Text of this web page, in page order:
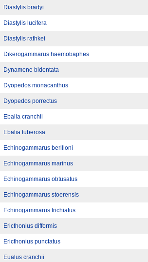
Diastylis bradyi
Diastylis lucifera
Diastylis rathkei
Dikerogammarus haemobaphes
Dynamene bidentata
Dyopedos monacanthus
Dyopedos porrectus
Ebalia cranchii
Ebalia tuberosa
Echinogammarus berilloni
Echinogammarus marinus
Echinogammarus obtusatus
Echinogammarus stoerensis
Echinogammarus trichiatus
Ericthonius difformis
Ericthonius punctatus
Eualus cranchii